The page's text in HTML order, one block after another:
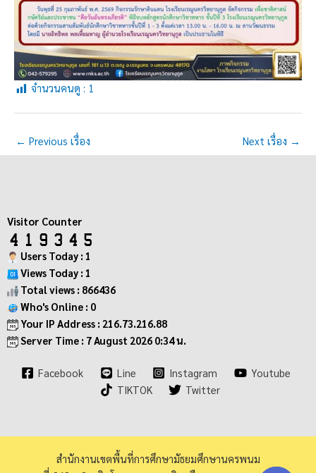
จำนวนคนดู : 1
← Previous เรื่อง Next เรื่อง →
Visitor Counter
Users Today : 1
Views Today : 1
Total views : 866436
Who's Online : 0
Your IP Address : 216.73.216.88
Server Time : 7 August 2026 0:34 น.
Facebook Line Instagram
Youtube
TIKTOK
Twitter
สำนักงานเขตพื้นที่การศึกษามัธยมศึกษานครพนม